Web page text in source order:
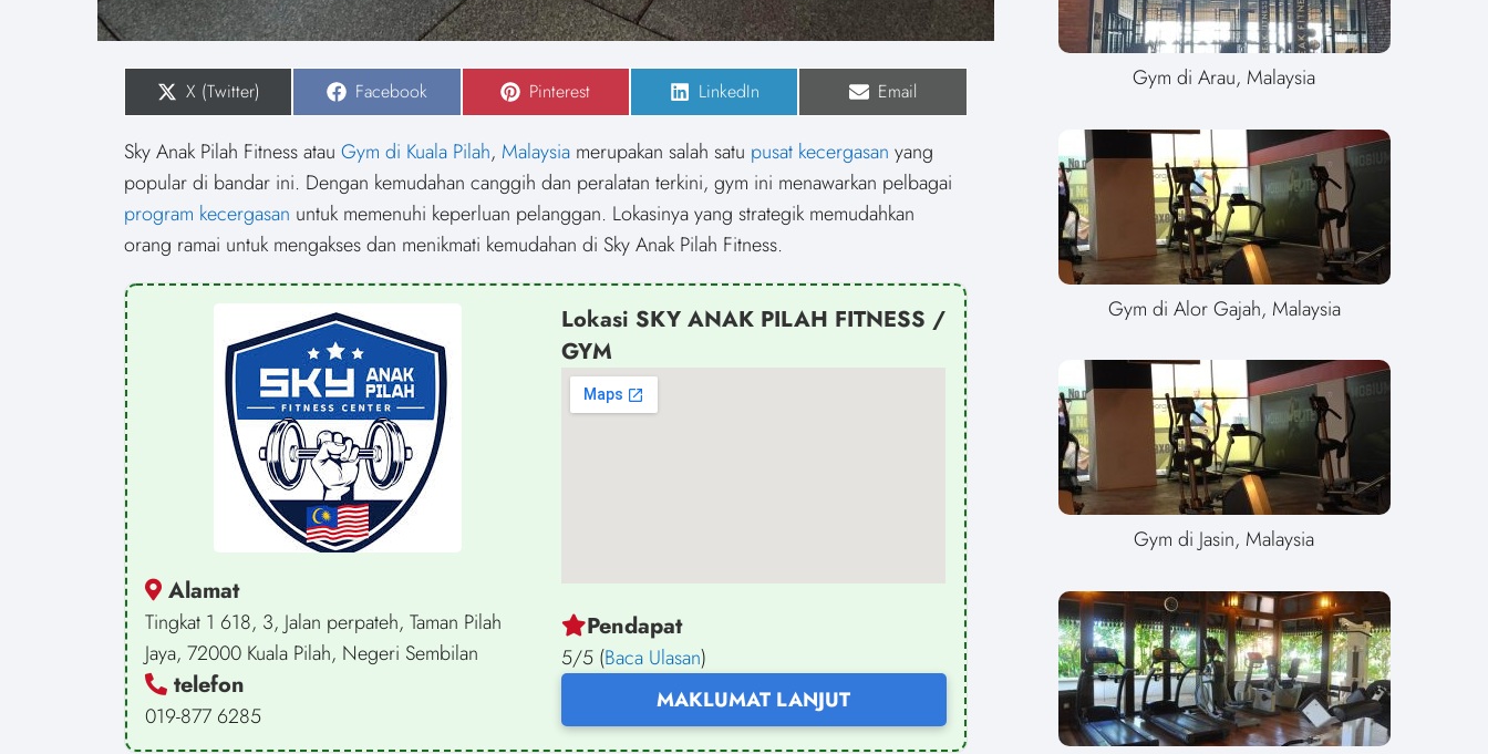
S
h
r
e
o
X (Twitter) S
h
r
e
o
n
Facebook S
h
r
e
o
n
Pinterest S
h
r
e
o
n
LinkedIn S
h
r
e
o
n
Email
Sky Anak Pilah Fitness atau Gym di Kuala Pilah, Malaysia merupakan salah satu pusat kecergasan yang
popular di bandar ini. Dengan kemudahan canggih dan peralatan terkini, gym ini menawarkan pelbagai
program kecergasan untuk memenuhi keperluan pelanggan. Lokasinya yang strategik memudahkan
orang ramai untuk mengakses dan menikmati kemudahan di Sky Anak Pilah Fitness.
Alamat
Tingkat 1 618, 3, Jalan perpateh, Taman Pilah
Jaya, 72000 Kuala Pilah, Negeri Sembilan
telefon
019-877 6285
Lokasi SKY ANAK PILAH FITNESS /
GYM
Pendapat
5/5 (Baca Ulasan)
MAKLUMAT LANJUT
Gym di Arau, Malaysia
Gym di Alor Gajah, Malaysia
Gym di Jasin, Malaysia